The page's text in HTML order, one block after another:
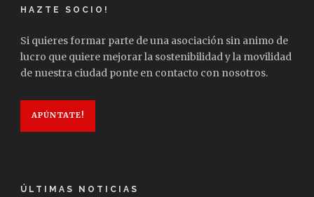
HAZTE SOCIO!
Si quieres formar parte de una asociación sin animo de
lucro que quiere mejorar la sostenibilidad y la movilidad
de nuestra ciudad ponte en contacto con nosotros.
APÚNTATE!
ÚLTIMAS NOTICIAS